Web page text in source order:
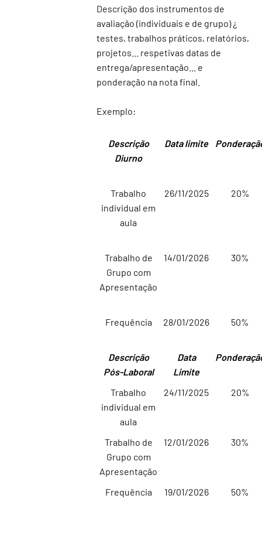
Descrição dos instrumentos de
avaliação (individuais e de grupo) ¿
testes, trabalhos práticos, relatórios,
projetos... respetivas datas de
entrega/apresentação... e
ponderação na nota final.
Exemplo:
Descrição
Diurno
Data limite
Trabalho
individual em
aula
26/11/2025 20%
Trabalho de
Grupo com
Apresentação
14/01/2026 30%
Frequência 28/01/2026 50%
Descrição
Pós-Laboral
Data
Limite
Trabalho
individual em
aula
24/11/2025 20%
Trabalho de
Grupo com
Apresentação
12/01/2026 30%
Frequência 19/01/2026 50%